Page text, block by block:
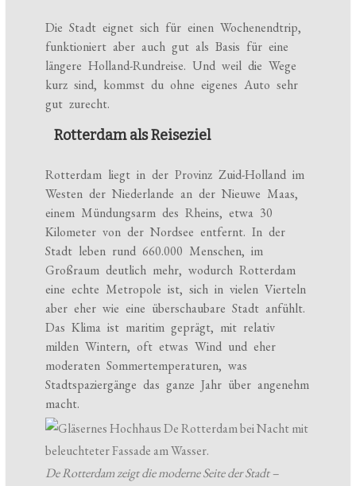
Die Stadt eignet sich für einen Wochenendtrip,
funktioniert aber auch gut als Basis für eine
längere Holland-Rundreise. Und weil die Wege
kurz sind, kommst du ohne eigenes Auto sehr
gut zurecht.
Rotterdam als Reiseziel
Rotterdam liegt in der Provinz Zuid-Holland im
Westen der Niederlande an der Nieuwe Maas,
einem Mündungsarm des Rheins, etwa 30
Kilometer von der Nordsee entfernt. In der
Stadt leben rund 660.000 Menschen, im
Großraum deutlich mehr, wodurch Rotterdam
eine echte Metropole ist, sich in vielen Vierteln
aber eher wie eine überschaubare Stadt anfühlt.
Das Klima ist maritim geprägt, mit relativ
milden Wintern, oft etwas Wind und eher
moderaten Sommertemperaturen, was
Stadtspaziergänge das ganze Jahr über angenehm
macht.
De Rotterdam zeigt die moderne Seite der Stadt –